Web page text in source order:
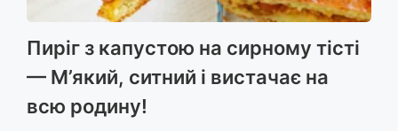
Пиріг з капустою на сирному тісті
— М’який, ситний і вистачає на
всю родину!